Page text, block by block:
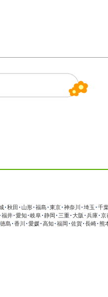
･秋田 ･ 山形･福島 ･東京･神奈川 ･埼玉 ･千
･福井･愛知 ･岐阜･静岡 ･ 三重･大阪 ･兵庫･京
徳島 ･香川 ･愛媛･高知 ･福岡 ･佐賀･長崎･熊